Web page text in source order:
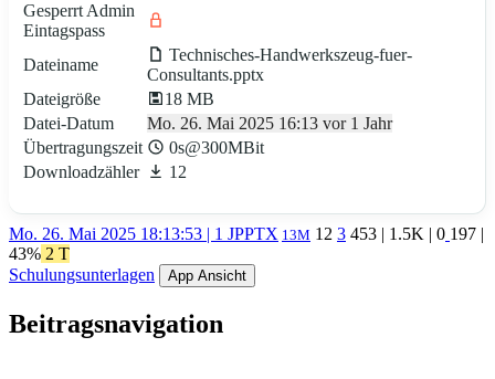
Gesperrt Admin
Eintagspass
Dateiname
Technisches-Handwerkszeug-fuer-
Consultants.pptx
Dateigröße
18 MB
Datei-Datum
Mo. 26. Mai 2025 16:13 vor 1 Jahr
Übertragungszeit
0s@300MBit
Downloadzähler
12
Mo. 26. Mai 2025 18:13:53 | 1 JPPTX 13M 12 3 453 | 1.5K | 0 197 |
43% 2 T
Schulungsunterlagen
App Ansicht
Beitragsnavigation